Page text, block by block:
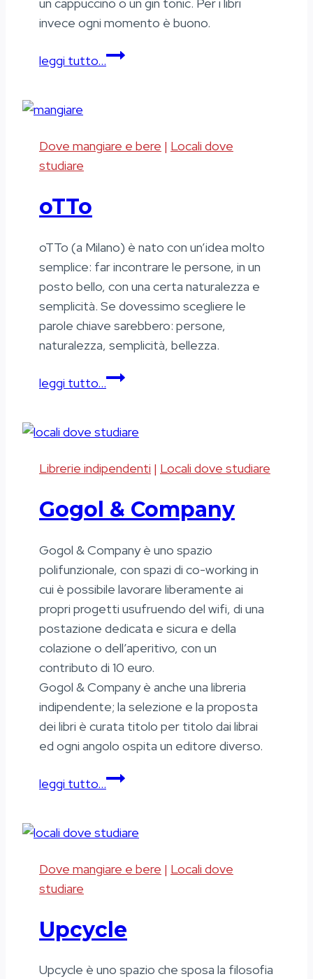
invece ogni momento è buono.
leggi tutto…Colibrì
Dove mangiare e bere | Locali dove
studiare
oTTo
oTTo (a Milano) è nato con un’idea molto
semplice: far incontrare le persone, in un
posto bello, con una certa naturalezza e
semplicità. Se dovessimo scegliere le
parole chiave sarebbero: persone,
naturalezza, semplicità, bellezza.
leggi tutto…oTTo
Librerie indipendenti | Locali dove studiare
Gogol & Company
Gogol & Company è uno spazio
polifunzionale, con spazi di co-working in
cui è possibile lavorare liberamente ai
propri progetti usufruendo del wifi, di una
postazione dedicata e sicura e della
colazione o dell’aperitivo, con un
contributo di 10 euro.
Gogol & Company è anche una libreria
indipendente; la selezione e la proposta
dei libri è curata titolo per titolo dai librai
ed ogni angolo ospita un editore diverso.
leggi tutto…Gogol
Dove mangiare e bere | Locali dove
studiare
Upcycle
Upcycle è uno spazio che sposa la filosofia